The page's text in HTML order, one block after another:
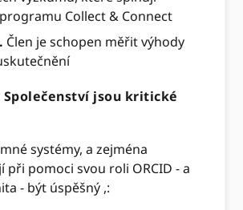
Collect & Connect
Člen je schopen měřit výhody
Společenství jsou kritické
systémy, a zejména
při pomoci svou roli ORCID - a
- být úspěšný ,: